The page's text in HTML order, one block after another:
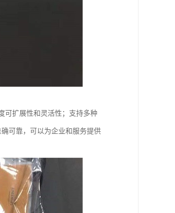
可扩展性和灵活性；支持多种
可靠，可以为企业和服务提供